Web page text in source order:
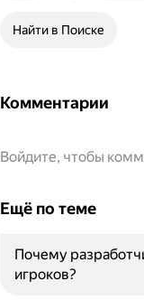
Найти в Поиске
Комментарии
Войдите, чтобы
Ещё по теме
Почему
игроков?